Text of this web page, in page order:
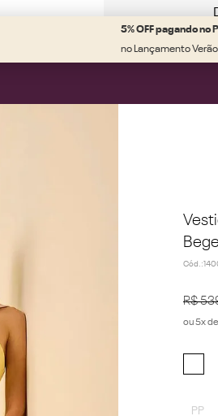
Bege
Cód. :
R$
ou5x de
PP
5% OFF pagando no
no Lançamento